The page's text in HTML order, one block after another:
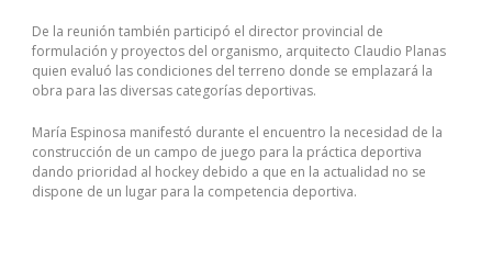
De la reunión también participó el director provincial de
formulación y proyectos del organismo, arquitecto Claudio Planas
quien evaluó las condiciones del terreno donde se emplazará la
obra para las diversas categorías deportivas.
María Espinosa manifestó durante el encuentro la necesidad de la
construcción de un campo de juego para la práctica deportiva
dando prioridad al hockey debido a que en la actualidad no se
dispone de un lugar para la competencia deportiva.